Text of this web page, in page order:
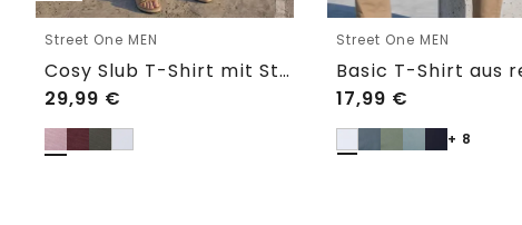
Street One MEN
Cosy Slub T-Shirt mit Struktur
29,99 €
Street One MEN
17,99 €
+ 8